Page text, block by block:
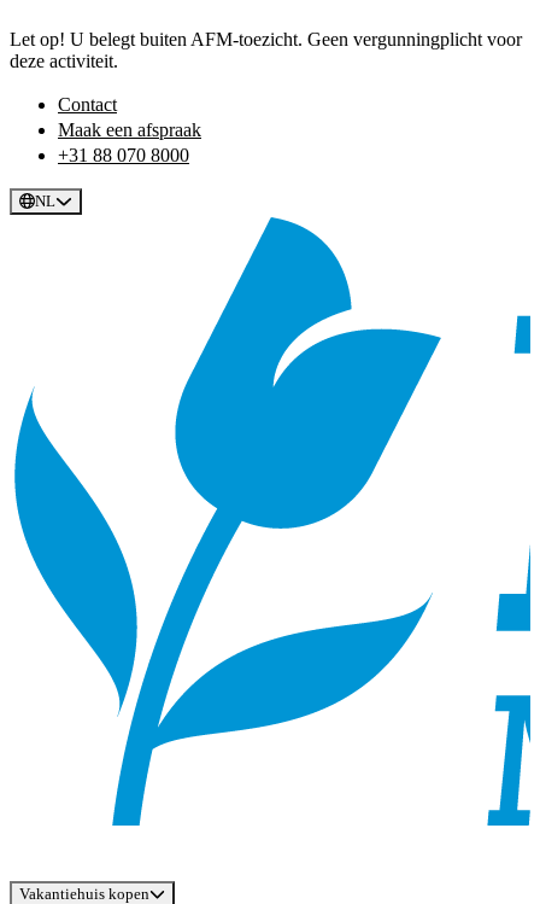
Let op! U belegt buiten AFM-toezicht. Geen vergunningplicht voor
deze activiteit.
Contact
Maak een afspraak
+31 88 070 8000
NL
Vakantiehuis kopen